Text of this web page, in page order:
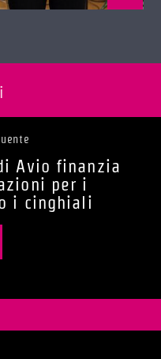
Avio finanzia
per i
i cinghiali